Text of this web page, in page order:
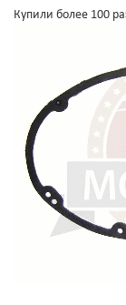
Купили более 100